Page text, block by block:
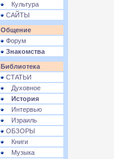
Культура
САЙТЫ
Общение
Форум
Знакомства
Библиотека
СТАТЬИ
Духовное
История
Интервью
Израиль
ОБЗОРЫ
Книги
Музыка